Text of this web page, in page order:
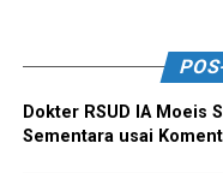
Dokter RSUD IA Moeis
Sementara usai